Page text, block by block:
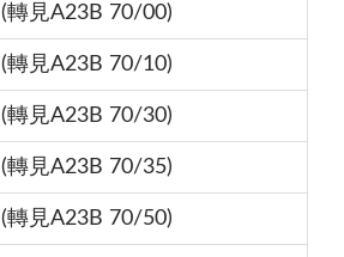
(轉見A23B 70/00)
(轉見A23B 70/10)
(轉見A23B 70/30)
(轉見A23B 70/35)
(轉見A23B 70/50)